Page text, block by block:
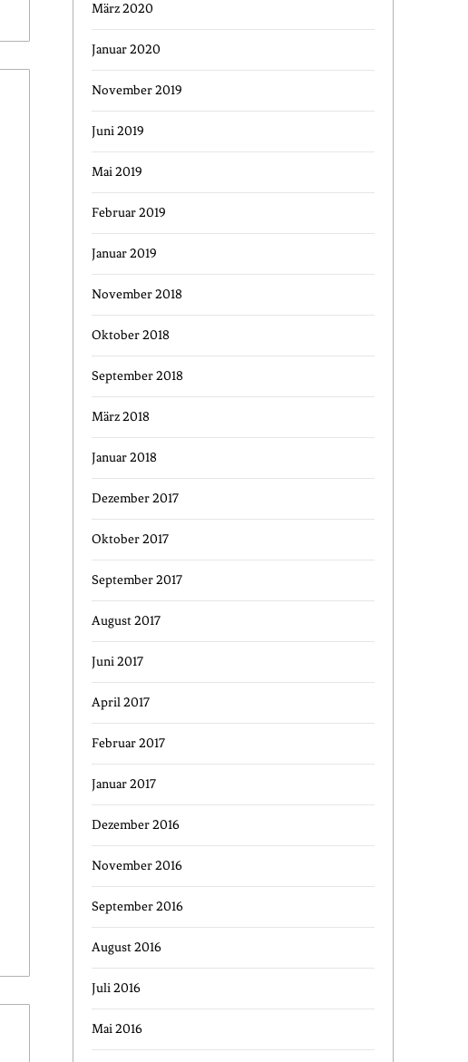
März 2020
Januar 2020
November 2019
Juni 2019
Mai 2019
Februar 2019
Januar 2019
November 2018
Oktober 2018
September 2018
März 2018
Januar 2018
Dezember 2017
Oktober 2017
September 2017
August 2017
Juni 2017
April 2017
Februar 2017
Januar 2017
Dezember 2016
November 2016
September 2016
August 2016
Juli 2016
Mai 2016